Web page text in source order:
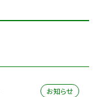
お知らせ